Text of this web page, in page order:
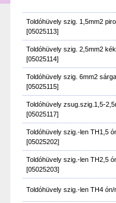
Toldóhüvely szig. 1,5mm2
[05025113]
Toldóhüvely szig. 2,5mm2
[05025114]
Toldóhüvely szig. 6mm2
[05025115]
Toldóhüvely zsug.szig.1,5-
[05025117]
Toldóhüvely szig.-len TH1,5
[05025202]
Toldóhüvely szig.-len TH2,5
[05025203]
Toldóhüvely szig.-len TH4